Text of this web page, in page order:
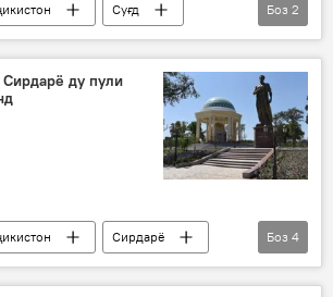
Суғд
Боз 2
ду пули
Сирдарё
пул Нақлиёт
Боз 4